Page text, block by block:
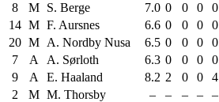
8
M S. Berge 7.0 0 0 0 0
14 M F. Aursnes 6.6 0 0 0 0
20 M A. Nordby Nusa 6.5 0 0 0 0
7
A A. Sørloth 6.3 0 0 0 0
9
A E. Haaland 8.2 2 0 0 4
2
M M. Thorsby – – – – –